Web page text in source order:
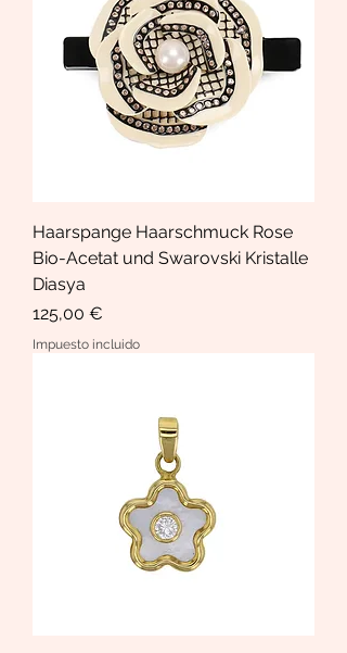
Haarspange Haarschmuck Rose
Bio-Acetat und Swarovski Kristalle
Diasya
Precio
125,00 €
Impuesto incluido